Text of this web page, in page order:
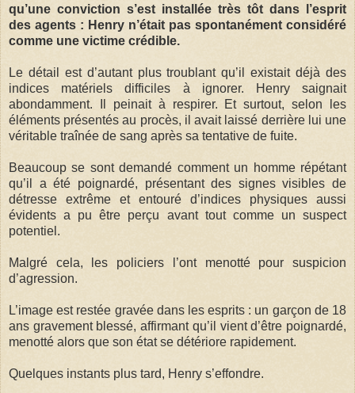
qu’une conviction s’est installée très tôt dans l’esprit
des agents : Henry n’était pas spontanément considéré
comme une victime crédible.
Le détail est d’autant plus troublant qu’il existait déjà des
indices matériels difficiles à ignorer. Henry saignait
abondamment. Il peinait à respirer. Et surtout, selon les
éléments présentés au procès, il avait laissé derrière lui une
véritable traînée de sang après sa tentative de fuite.
Beaucoup se sont demandé comment un homme répétant
qu’il a été poignardé, présentant des signes visibles de
détresse extrême et entouré d’indices physiques aussi
évidents a pu être perçu avant tout comme un suspect
potentiel.
Malgré cela, les policiers l’ont menotté pour suspicion
d’agression.
L’image est restée gravée dans les esprits : un garçon de 18
ans gravement blessé, affirmant qu’il vient d’être poignardé,
menotté alors que son état se détériore rapidement.
Quelques instants plus tard, Henry s’effondre.